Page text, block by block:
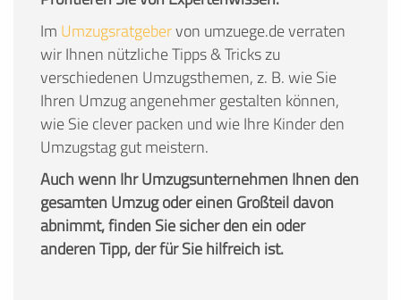
Im Umzugsratgebervon umzuege.de verraten
wir Ihnen nützliche Tipps & Tricks zu
verschiedenen Umzugsthemen, z. B. wie Sie
Ihren Umzug angenehmer gestalten können,
wie Sie clever packen und wie Ihre Kinder den
Umzugstag gut meistern.
Auch wenn Ihr Umzugsunternehmen Ihnen den
gesamten Umzug oder einen Großteil davon
abnimmt, finden Sie sicher den ein oder
anderen Tipp, der für Sie hilfreich ist.